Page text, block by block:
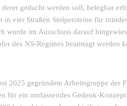
gedacht werden soll, belegbar
vier Straßen Stolpersteine für
im Ausschuss darauf
des NS-Regimes beantragt werden
2025 gegründete Arbeitsgruppe der
für ein umfassendes Gedenk-